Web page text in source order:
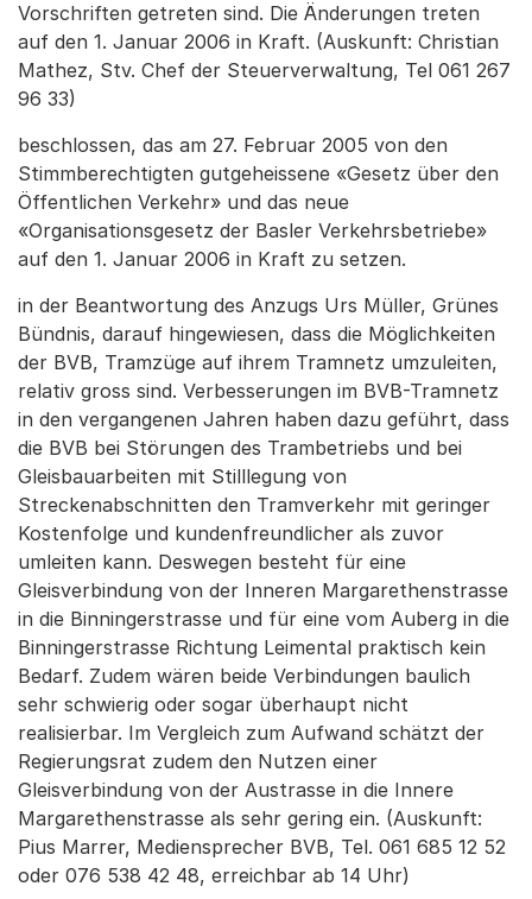
Vorschriften getreten sind. Die Änderungen treten
auf den 1. Januar 2006 in Kraft. (Auskunft: Christian
Mathez, Stv. Chef der Steuerverwaltung, Tel 061 267
96 33)
beschlossen, das am 27. Februar 2005 von den
Stimmberechtigten gutgeheissene «Gesetz über den
Öffentlichen Verkehr» und das neue
«Organisationsgesetz der Basler Verkehrsbetriebe»
auf den 1. Januar 2006 in Kraft zu setzen.
in der Beantwortung des Anzugs Urs Müller, Grünes
Bündnis, darauf hingewiesen, dass die Möglichkeiten
der BVB, Tramzüge auf ihrem Tramnetz umzuleiten,
relativ gross sind. Verbesserungen im BVB-Tramnetz
in den vergangenen Jahren haben dazu geführt, dass
die BVB bei Störungen des Trambetriebs und bei
Gleisbauarbeiten mit Stilllegung von
Streckenabschnitten den Tramverkehr mit geringer
Kostenfolge und kundenfreundlicher als zuvor
umleiten kann. Deswegen besteht für eine
Gleisverbindung von der Inneren Margarethenstrasse
in die Binningerstrasse und für eine vom Auberg in die
Binningerstrasse Richtung Leimental praktisch kein
Bedarf. Zudem wären beide Verbindungen baulich
sehr schwierig oder sogar überhaupt nicht
realisierbar. Im Vergleich zum Aufwand schätzt der
Regierungsrat zudem den Nutzen einer
Gleisverbindung von der Austrasse in die Innere
Margarethenstrasse als sehr gering ein. (Auskunft:
Pius Marrer, Mediensprecher BVB, Tel. 061 685 12 52
oder 076 538 42 48, erreichbar ab 14 Uhr)